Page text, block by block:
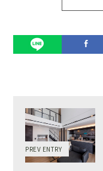
PREV ENTRY